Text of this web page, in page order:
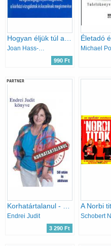
Joan Hass-Unger
990 Ft
PARTNER
Endrei Judit
3 290 Ft